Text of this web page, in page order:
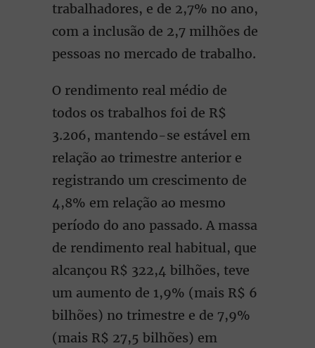
trabalhadores, e de 2,7% no ano,
com a inclusão de 2,7 milhões de
pessoas no mercado de trabalho.
O rendimento real médio de
todos os trabalhos foi de R$
3.206, mantendo-se estável em
relação ao trimestre anterior e
registrando um crescimento de
4,8% em relação ao mesmo
período do ano passado. A massa
de rendimento real habitual, que
alcançou R$ 322,4 bilhões, teve
um aumento de 1,9% (mais R$ 6
bilhões) no trimestre e de 7,9%
(mais R$ 27,5 bilhões) em